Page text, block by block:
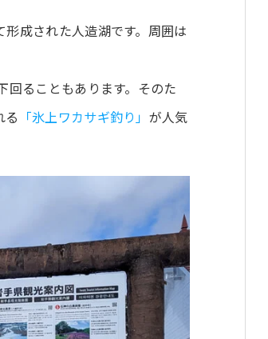
形成された人造湖です。周囲は
回ることもあります。そのた
る 「氷上ワカサギ釣り」 が人気